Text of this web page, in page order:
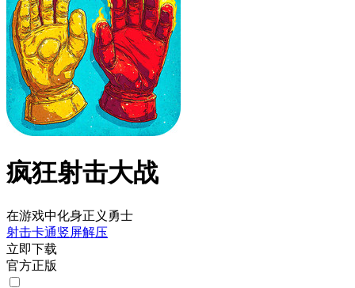
疯狂射击大战
在游戏中化身正义勇士
射击卡通竖屏解压
立即下载
官方正版